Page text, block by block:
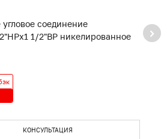
соединение
1/2"ВР никелированное
КОНСУЛЬТАЦИЯ